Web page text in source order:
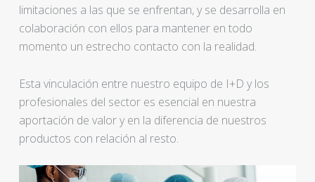
limitaciones a las que se enfrentan, y se desarrolla en
colaboración con ellos para mantener en todo
momento un estrecho contacto con la realidad.
Esta vinculación entre nuestro equipo de I+D y los
profesionales del sector es esencial en nuestra
aportación de valor y en la diferencia de nuestros
productos con relación al resto.